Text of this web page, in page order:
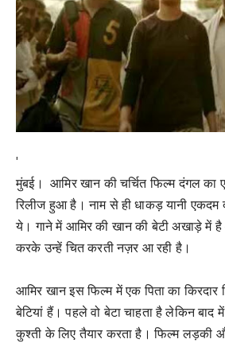
'
मुंबई।
आमिर खान की चर्चित फिल्म दंगल का
रिलीज हुआ है। नाम से ही धाकड़ यानी एकदम
ये। गाने में आमिर की खान की बेटी अखाड़े में
करके उन्हें चित करती नज़र आ रही है।
आमिर खान इस फिल्म में एक पिता का किरदार
बेटियां हैं। पहले वो बेटा चाहता है लेकिन बाद
कुश्ती के लिए तैयार करता है। फिल्म लड़की